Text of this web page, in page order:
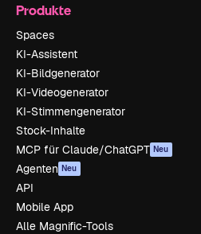
Produkte
Spaces
KI-Assistent
KI-Bildgenerator
KI-Videogenerator
KI-Stimmengenerator
Stock-Inhalte
MCP für Claude/ChatGPT Neu
Agenten Neu
API
Mobile App
Alle Magnific-Tools